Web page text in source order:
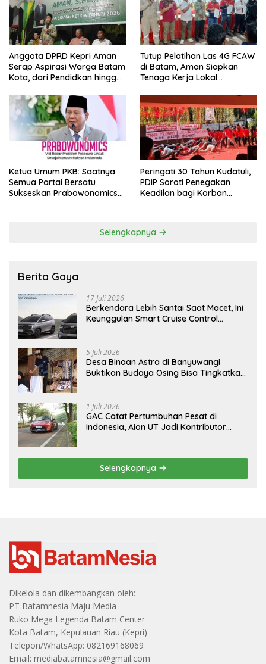
Anggota DPRD Kepri Aman
Serap Aspirasi Warga Batam
Kota, dari Pendidkan hingga
Tutup Pelatihan Las 4G FCAW
di Batam, Aman Siapkan
Tenaga Kerja Lokal
Ketua Umum PKB: Saatnya
Semua Partai Bersatu
Sukseskan Prabowonomics
Peringati 30 Tahun Kudatuli,
PDIP Soroti Penegakan
Keadilan bagi Korban
Selengkapnya
Berita Gaya
17 Juli 2026
Berkendara Lebih Santai Saat Macet, Ini
Keunggulan Smart Cruise Control
5 Juli 2026
Desa Binaan Astra di Banyuwangi
Buktikan Budaya Osing Bisa Tingkatkan
1 Juli 2026
GAC Catat Pertumbuhan Pesat di
Indonesia, Aion UT Jadi Kontributor
Selengkapnya
Dikelola dan dikembangkan oleh:
PT Batamnesia Maju Media
Ruko Mega Legenda Batam Center
Kota Batam, Kepulauan Riau (Kepri)
Telepon/WhatsApp: 082169168069
Email: mediabatamnesia@gmail.com